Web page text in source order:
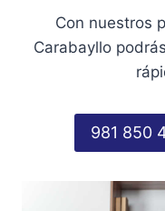
Con nuestros
Carabayllo
981 850